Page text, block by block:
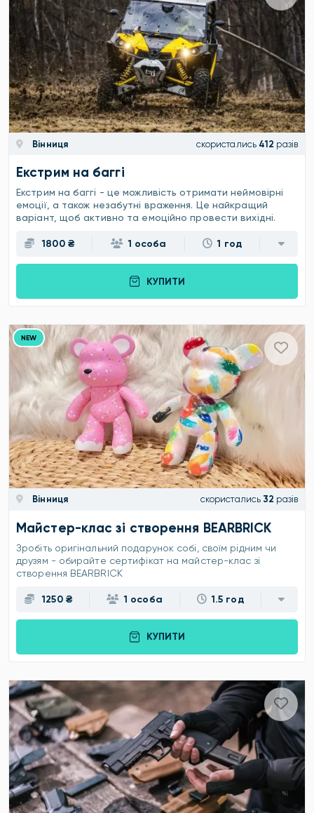
Вінниця скористались 412 разів
Екстрим на баггі
Екстрим на баггі - це можливість отримати неймовірні
емоції, а також незабутні враження. Це найкращий
варіант, щоб активно та емоційно провести вихідні.
1800 ₴ 1 особа 1 год
КУПИТИ
NEW
Вінниця скористались 32 разів
Майстер-клас зі створення BEARBRICK
Зробіть оригінальний подарунок собі, своїм рідним чи
друзям - обирайте сертифікат на майстер-клас зі
створення BEARBRICK
1250 ₴ 1 особа 1.5 год
КУПИТИ